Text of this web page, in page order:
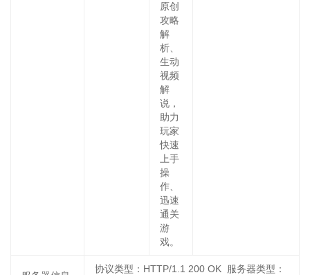
原创
攻略
解
析、
生动
视频
解
说，
助力
玩家
快速
上手
操
作、
迅速
通关
游
戏。
协议类型：HTTP/1.1 200 OK 服务器类型：